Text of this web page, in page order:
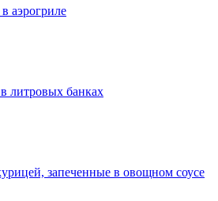
аэрогриле
литровых банках
запеченные в овощном соусе